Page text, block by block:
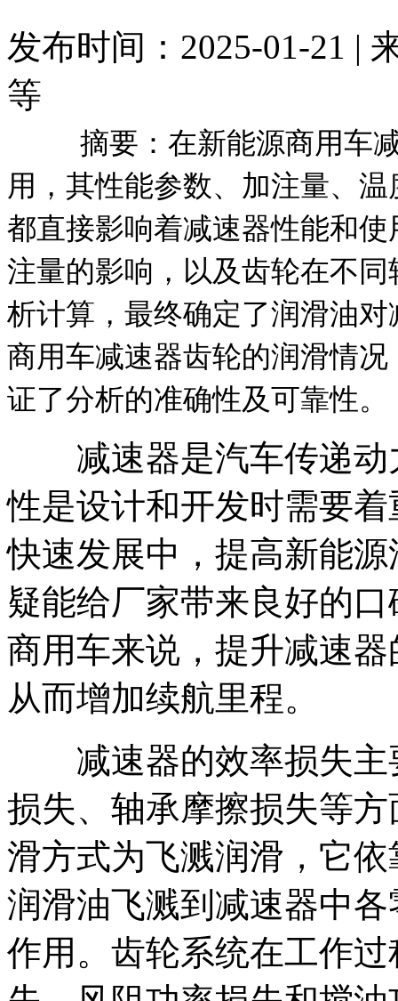
发布时间：2025-01-21 |
等
摘要：在新能源商用车
用，其性能参数、加注量、
都直接影响着减速器性能和
注量的影响，以及齿轮在不
析计算，最终确定了润滑油
商用车减速器齿轮的润滑情
证了分析的准确性及可靠性。
减速器是汽车传递动
性是设计和开发时需要
快速发展中，提高新能
疑能给厂家带来良好的
商用车来说，提升减速
从而增加续航里程。
减速器的效率损失主
损失、轴承摩擦损失等
滑方式为飞溅润滑，它
润滑油飞溅到减速器中
作用。齿轮系统在工作